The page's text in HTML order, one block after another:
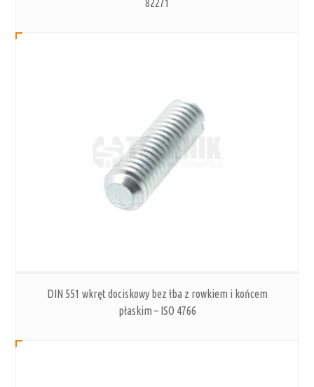
82271
DIN 551 wkręt dociskowy bez łba z rowkiem i końcem
płaskim – ISO 4766